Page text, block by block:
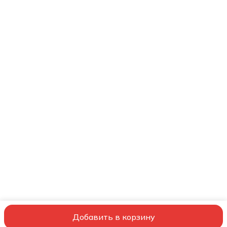
Добавить в корзину
© ООО ШВЕЙНЫЙ СОВЕТНИК ОбучениеСервис